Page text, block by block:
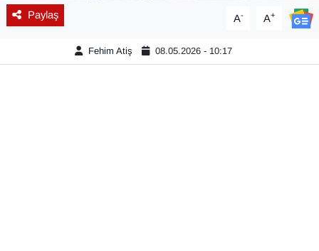
Paylaş A- A+
Fehim Atiş 08.05.2026 - 10:17
En çok konuşulanlar
GENEL